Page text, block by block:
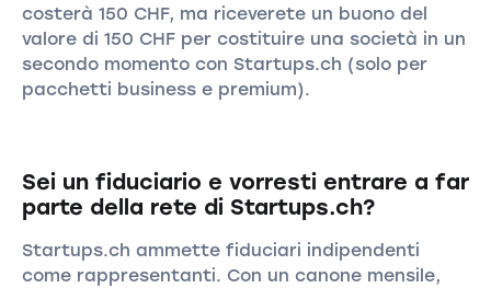
costerà 150 CHF, ma riceverete un buono del
valore di 150 CHF per costituire una società in un
secondo momento con Startups.ch (solo per
pacchetti business e premium).
Sei un fiduciario e vorresti entrare a far
parte della rete di Startups.ch?
Startups.ch ammette fiduciari indipendenti
come rappresentanti. Con un canone mensile,